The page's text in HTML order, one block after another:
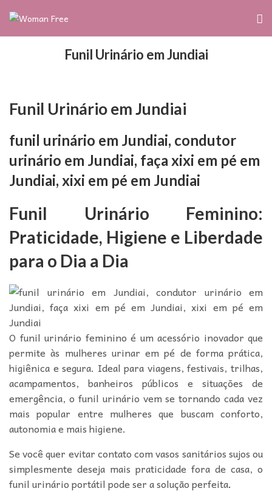
Funil Urinário em Jundiai
Funil Urinário em Jundiai
funil urinário em Jundiai, condutor
urinário em Jundiai, faça xixi em pé em
Jundiai, xixi em pé em Jundiai
Funil Urinário Feminino:
Praticidade, Higiene e Liberdade
para o Dia a Dia
O funil urinário feminino é um acessório inovador que
permite às mulheres urinar em pé de forma prática,
higiênica e segura. Ideal para viagens, festivais, trilhas,
acampamentos, banheiros públicos e situações de
emergência, o funil urinário vem se tornando cada vez
mais popular entre mulheres que buscam conforto,
autonomia e mais higiene.
Se você quer evitar contato com vasos sanitários sujos ou
simplesmente deseja mais praticidade fora de casa, o
funil urinário portátil pode ser a solução perfeita.